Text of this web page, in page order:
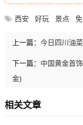
西安 好玩 景点
上一篇： 今日四川油
下一篇： 中国黄金首
金)
相关文章